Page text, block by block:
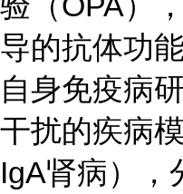
导的抗体功能
自身免疫病
干扰的疾病
IgA肾病），